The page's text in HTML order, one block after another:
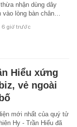
nhận dùng dây
vào lòng bàn chân…
6 giờ trước
Hiểu xứng
vẻ ngoài
mới nhất của quý tử
Hy - Trần Hiểu đã